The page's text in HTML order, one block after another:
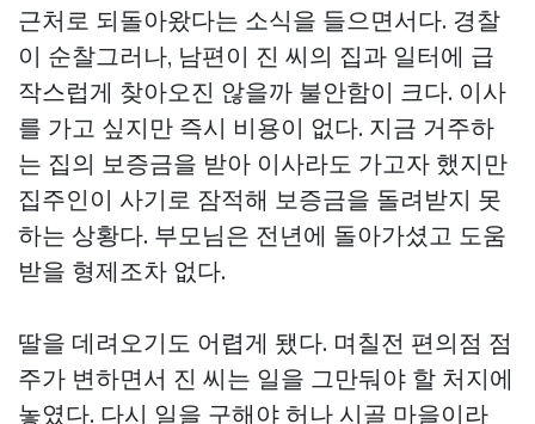
근처로 되돌아왔다는 소식을 들으면서다. 경찰
이 순찰그러나, 남편이 진 씨의 집과 일터에 급
작스럽게 찾아오진 않을까 불안함이 크다. 이사
를 가고 싶지만 즉시 비용이 없다. 지금 거주하
는 집의 보증금을 받아 이사라도 가고자 했지만
집주인이 사기로 잠적해 보증금을 돌려받지 못
하는 상황다. 부모님은 전년에 돌아가셨고 도움
받을 형제조차 없다.
딸을 데려오기도 어렵게 됐다. 며칠전 편의점 점
주가 변하면서 진 씨는 일을 그만둬야 할 처지에
놓였다. 다시 일을 구해야 허나 시골 마을이라